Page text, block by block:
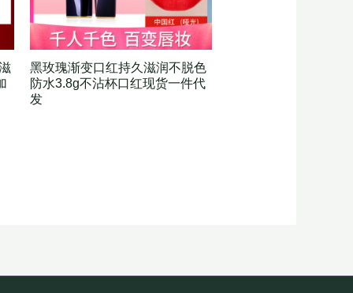
黑玫瑰渐变口红持久滋润不脱色
防水3.8g不沾杯口红现货一件代
发